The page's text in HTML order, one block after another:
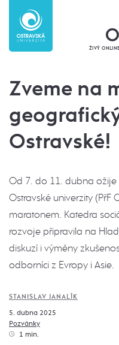
ŽIVÝ
Zveme na
Ostravské!
Od 7. do 11. dubna
Ostravské univerzity
maratonem. Katedra
rozvoje připravila na
diskuzí i výměny
odborníci z Evropy i Asie.
STANISLAV JANALÍK
5. dubna 2025
Pozvánky
1 min.